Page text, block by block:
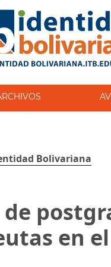
Bolivariana
en